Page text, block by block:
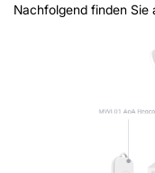
Nachfolgend finden Sie